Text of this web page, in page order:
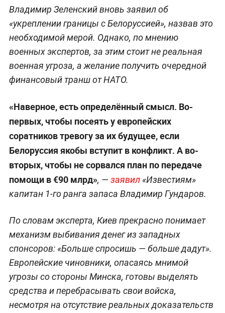
Владимир Зеленский вновь заявил об
«укреплении границы с Белоруссией», назвав это
необходимой мерой. Однако, по мнению
военных экспертов, за этим стоит не реальная
военная угроза, а желание получить очередной
финансовый транш от НАТО.
«Наверное, есть определённый смысл. Во-
первых, чтобы посеять у европейских
соратников тревогу за их будущее, если
Белоруссия якобы вступит в конфликт. А во-
вторых, чтобы не сорвался план по передаче
помощи в €90 млрд», — заявил «Известиям»
капитан 1-го ранга запаса Владимир Гундаров.
По словам эксперта, Киев прекрасно понимает
механизм выбивания денег из западных
спонсоров: «Больше спросишь — больше дадут».
Европейские чиновники, опасаясь мнимой
угрозы со стороны Минска, готовы выделять
средства и перебрасывать свои войска,
несмотря на отсутствие реальных доказательств